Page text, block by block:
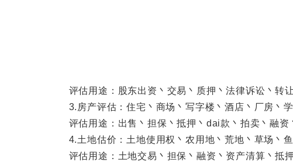
评估用途：股东出资丶交易丶质押丶法律诉讼丶转
3.房产评估：住宅丶商场丶写字楼丶酒店丶厂房丶学
评估用途：出售丶担保丶抵押丶dai款丶拍卖丶融资
4.土地估价：土地使用权丶农用地丶荒地丶草场丶鱼
评估用途：土地交易丶担保丶融资丶资产清算丶抵